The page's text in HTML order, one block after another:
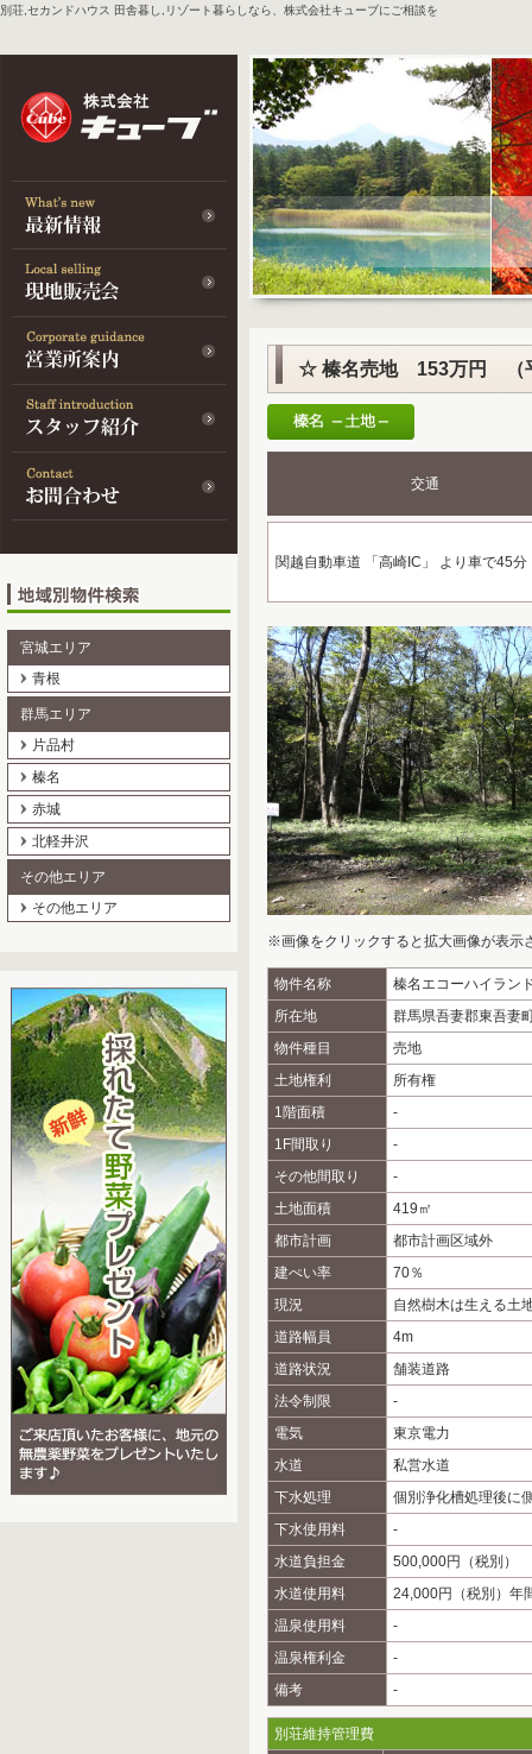
別荘,セカンドハウス 田舎暮し,リゾート暮らしなら、株式会社キューブにご相談を
宮城エリア
青根
群馬エリア
片品村
榛名
赤城
北軽井沢
その他エリア
その他エリア
☆ 榛名売地 153万円 （
交通
関越自動車道 「高崎IC」 より車で45分
※画像をクリックすると拡大画像が表示
物件名称
榛名エコーハイラン
所在地
群馬県吾妻郡東吾妻
物件種目
売地
土地権利
所有権
1階面積
-
1F間取り
-
その他間取り
-
土地面積
419㎡
都市計画
都市計画区域外
建ぺい率
70％
現況
自然樹木は生える土
道路幅員
4m
道路状況
舗装道路
法令制限
-
電気
東京電力
水道
私営水道
下水処理
個別浄化槽処理後に
下水使用料
-
水道負担金
500,000円（税別）
水道使用料
24,000円（税別）年
温泉使用料
-
温泉権利金
-
備考
-
別荘維持管理費